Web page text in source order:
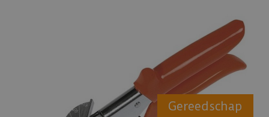
Gereedschap